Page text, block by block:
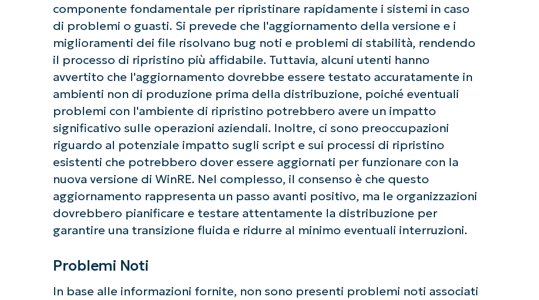
componente fondamentale per ripristinare rapidamente i sistemi in caso
di problemi o guasti. Si prevede che l'aggiornamento della versione e i
miglioramenti dei file risolvano bug noti e problemi di stabilità, rendendo
il processo di ripristino più affidabile. Tuttavia, alcuni utenti hanno
avvertito che l'aggiornamento dovrebbe essere testato accuratamente in
ambienti non di produzione prima della distribuzione, poiché eventuali
problemi con l'ambiente di ripristino potrebbero avere un impatto
significativo sulle operazioni aziendali. Inoltre, ci sono preoccupazioni
riguardo al potenziale impatto sugli script e sui processi di ripristino
esistenti che potrebbero dover essere aggiornati per funzionare con la
nuova versione di WinRE. Nel complesso, il consenso è che questo
aggiornamento rappresenta un passo avanti positivo, ma le organizzazioni
dovrebbero pianificare e testare attentamente la distribuzione per
garantire una transizione fluida e ridurre al minimo eventuali interruzioni.
Problemi Noti
In base alle informazioni fornite, non sono presenti problemi noti associati
Company
name*